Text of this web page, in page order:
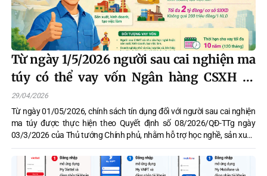
Từ ngày 1/5/2026 người sau cai nghiện ma
túy có thể vay vốn Ngân hàng CSXH để
tham gia đào tạo nghề, sản xuất, kinh
doanh
29/04/2026
Từ ngày 01/05/2026, chính sách tín dụng đối với người sau cai nghiện
ma túy được thực hiện theo Quyết định số 08/2026/QĐ-TTg ngày
03/3/2026 của Thủ tướng Chính phủ, nhằm hỗ trợ học nghề, sản xuất,
kinh doanh và tái hòa nhập cộng đồng.